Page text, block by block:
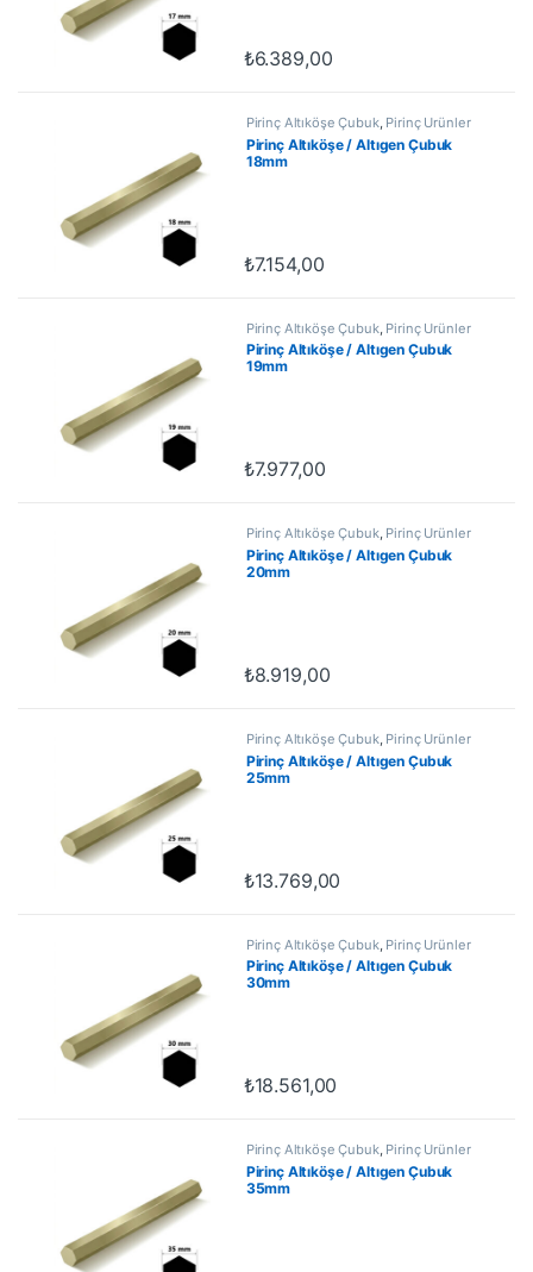
₺6.389,00
Pirinç Altıköşe Çubuk, Pirinç Ürünler
Pirinç Altıköşe / Altıgen Çubuk
18mm
₺7.154,00
Pirinç Altıköşe Çubuk, Pirinç Ürünler
Pirinç Altıköşe / Altıgen Çubuk
19mm
₺7.977,00
Pirinç Altıköşe Çubuk, Pirinç Ürünler
Pirinç Altıköşe / Altıgen Çubuk
20mm
₺8.919,00
Pirinç Altıköşe Çubuk, Pirinç Ürünler
Pirinç Altıköşe / Altıgen Çubuk
25mm
₺13.769,00
Pirinç Altıköşe Çubuk, Pirinç Ürünler
Pirinç Altıköşe / Altıgen Çubuk
30mm
₺18.561,00
Pirinç Altıköşe Çubuk, Pirinç Ürünler
Pirinç Altıköşe / Altıgen Çubuk
35mm